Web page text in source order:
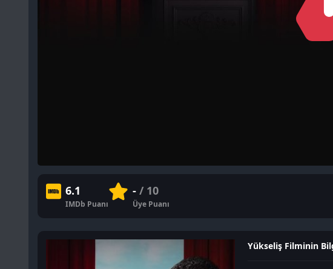
6.1
IMDb Puanı
-/ 10
Üye Puanı
Yükseliş Filminin